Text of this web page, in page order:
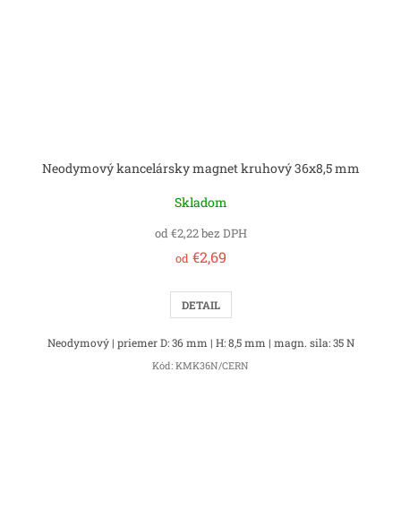
Neodymový kancelársky magnet kruhový 36x8,5 mm
Skladom
od €2,22 bez DPH
od €2,69
DETAIL
Neodymový | priemer D: 36 mm | H: 8,5 mm | magn. sila: 35 N
Kód: KMK36N/CERN